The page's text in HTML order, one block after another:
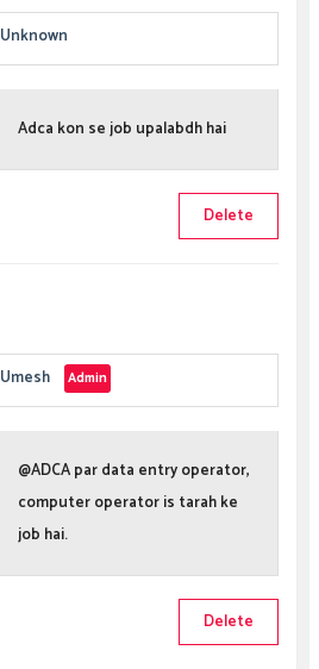
Unknown
Adca kon se job upalabdh hai
Delete
Umesh
@ADCA par data entry operator,
computer operator is tarah ke
job hai.
Delete